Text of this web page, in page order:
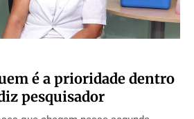
é a prioridade dentro
pesquisador